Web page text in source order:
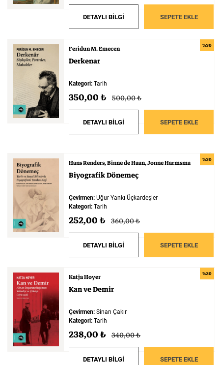
DETAYLI BİLGİ SEPETE EKLE
%30
Feridun M. Emecen
Derkenar
Kategori: Tarih
350,00 ₺ 500,00 ₺
DETAYLI BİLGİ SEPETE EKLE
%30
Hans Renders Binne de Haan Jonne Harmsma
BiyografikDönemeç
Çevirmen: Uğur Yankı Üçkardeşler
Kategori: Tarih
252,00 ₺ 360,00 ₺
DETAYLI BİLGİ SEPETE EKLE
%30
Katja Hoyer
KanveDemir
Çevirmen: Sinan Çakır
Kategori: Tarih
238,00 ₺ 340,00 ₺
DETAYLI BİLGİ SEPETE EKLE